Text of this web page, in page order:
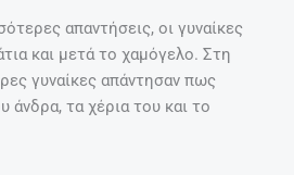
απαντήσεις, οι γυναίκες
και μετά το χαμόγελο. Στη
γυναίκες απάντησαν πως
τα χέρια του και το